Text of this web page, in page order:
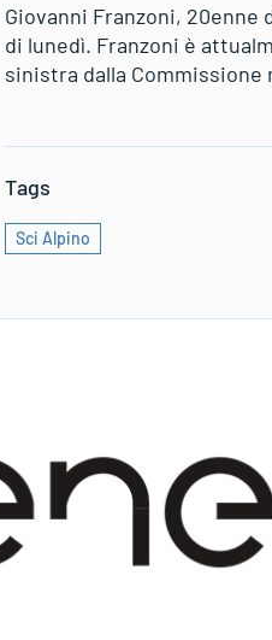
Giovanni Franzoni, 20enne
di lunedì. Franzoni è
sinistra dalla
Tags
Sci Alpino